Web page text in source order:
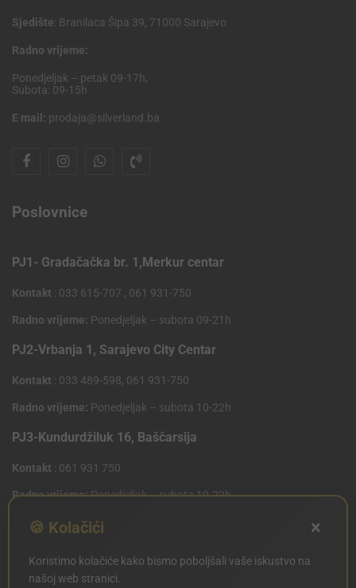
Sjedište: Branilaca Šipa 39, 71000 Sarajevo
Radno vrijeme:
Ponedjeljak – petak 09-17h,
Subota: 09-15h
E mail: prodaja@silverland.ba
Poslovnice
PJ1- Gradačačka br. 1,Merkur centar
Kontakt : 033 615-707 , 061 931-750
Radno vrijeme: Ponedjeljak – subota 09-21h
PJ2-Vrbanja 1, Sarajevo City Centar
Kontakt : 033 489-598, 061 931-750
Radno vrijeme: Ponedjeljak – subota 10-22h
PJ3-Kundurdžiluk 16, Baščarsija
Kontakt : 061 931 750
Radno vrijeme:Ponedjeljak – subota 10-22h
PJ4 West Gate,Mostarsko raskrsce 10 (Penny Plus
Kontakt: 061 931 750
🍪 Kolačići ×
Koristimo kolačiće kako bismo poboljšali vaše iskustvo na
našoj web stranici.